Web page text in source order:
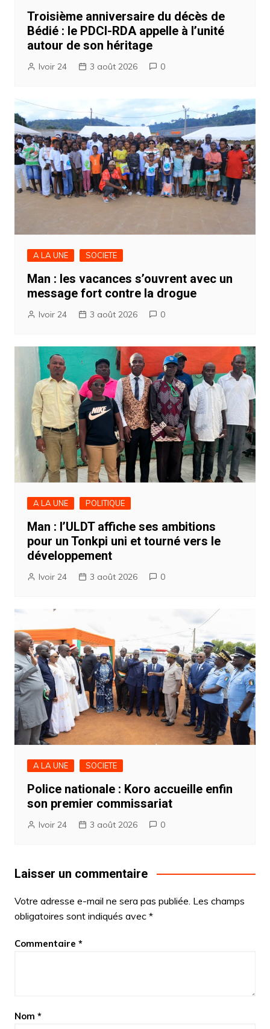
Troisième anniversaire du décès de
Bédié : le PDCI-RDA appelle à l’unité
autour de son héritage
Ivoir 24 3 août 2026 0
A LA UNE SOCIETE
Man : les vacances s’ouvrent avec un
message fort contre la drogue
Ivoir 24 3 août 2026 0
A LA UNE POLITIQUE
Man : l’ULDT affiche ses ambitions
pour un Tonkpi uni et tourné vers le
développement
Ivoir 24 3 août 2026 0
A LA UNE SOCIETE
Police nationale : Koro accueille enfin
son premier commissariat
Ivoir 24 3 août 2026 0
Laisser un commentaire
Votre adresse e-mail ne sera pas publiée. Les champs
obligatoires sont indiqués avec *
Commentaire *
Nom *